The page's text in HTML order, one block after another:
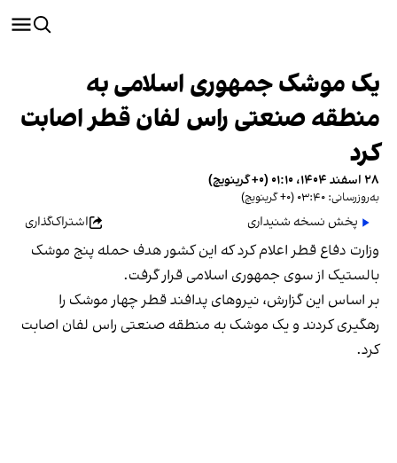
یک موشک جمهوری اسلامی به
منطقه صنعتی راس لفان قطر اصابت
کرد
۲۸ اسفند ۱۴۰۴، ۰۱:۱۰ (‎+۰ گرینویچ)
به‌روزرسانی: ۰۳:۴۰ (‎+۰ گرینویچ)
پخش نسخه شنیداری اشتراک‌گذاری
وزارت دفاع قطر اعلام کرد که این کشور هدف حمله پنج موشک
بالستیک از سوی جمهوری اسلامی قرار گرفت.
بر اساس این گزارش، نیروهای پدافند قطر چهار موشک را
رهگیری کردند و یک موشک به منطقه صنعتی راس لفان اصابت
کرد.